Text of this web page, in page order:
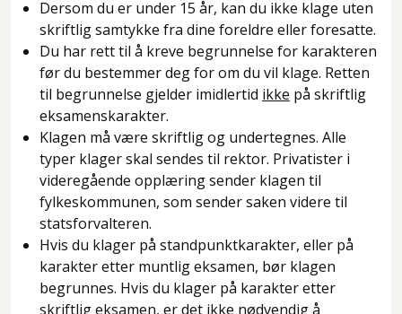
Dersom du er under 15 år, kan du ikke klage uten
skriftlig samtykke fra dine foreldre eller foresatte.
Du har rett til å kreve begrunnelse for karakteren
før du bestemmer deg for om du vil klage. Retten
til begrunnelse gjelder imidlertid ikke på skriftlig
eksamenskarakter.
Klagen må være skriftlig og undertegnes. Alle
typer klager skal sendes til rektor. Privatister i
videregående opplæring sender klagen til
fylkeskommunen, som sender saken videre til
statsforvalteren.
Hvis du klager på standpunktkarakter, eller på
karakter etter muntlig eksamen, bør klagen
begrunnes. Hvis du klager på karakter etter
skriftlig eksamen, er det ikke nødvendig å